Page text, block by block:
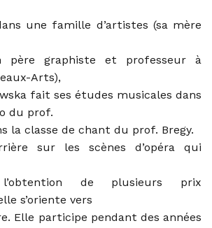
une famille d’artistes (sa mère
père graphiste et professeur à
Arts),
fait ses études musicales dans
du prof.
la classe de chant du prof. Bregy.
sur les scènes d’opéra qui
de plusieurs prix
s’oriente vers
Elle participe pendant des années